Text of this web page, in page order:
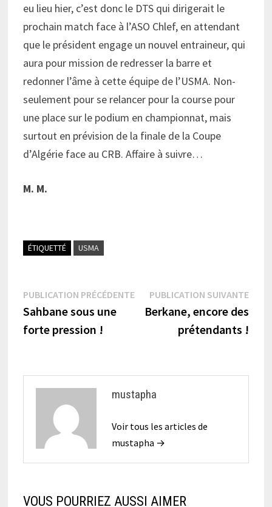
eu lieu hier, c’est donc le DTS qui dirigerait le
prochain match face à l’ASO Chlef, en attendant
que le président engage un nouvel entraineur, qui
aura pour mission de redresser la barre et
redonner l’âme à cette équipe de l’USMA. Non-
seulement pour se relancer pour la course pour
une place sur le podium en championnat, mais
surtout en prévision de la finale de la Coupe
d’Algérie face au CRB. Affaire à suivre…
M. M.
ÉTIQUETTÉ USMA
Navigation
de
l’article
PUBLICATION PRÉCÉDENTEPublication
précédente :
Sahbane sous une
forte pression !
PUBLICATION SUIVANTE
Berkane, encore des
prétendants !
mustapha
Voir tous les articles de
mustapha →
VOUS POURRIEZ AUSSI AIMER